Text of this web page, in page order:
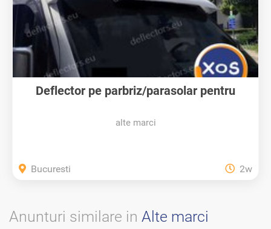
Deflector pe parbriz/parasolar pentru
alte marci
Bucuresti 2w
Anunturi similare in Alte marci